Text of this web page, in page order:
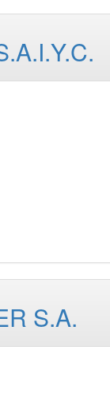
S.A.